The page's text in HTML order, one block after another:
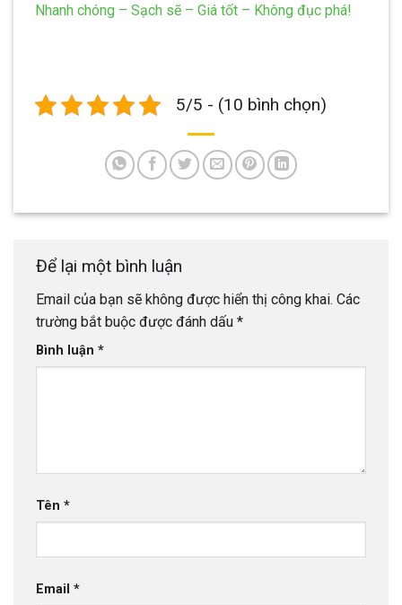
Nhanh chóng – Sạch sẽ – Giá tốt – Không đục phá!
5/5 - (10 bình chọn)
Để lại một bình luận
Email của bạn sẽ không được hiển thị công khai. Các
trường bắt buộc được đánh dấu *
Bình luận *
Tên *
Email *